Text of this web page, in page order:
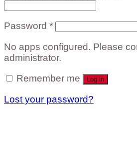
Password *
No apps configured. Please
administrator.
Remember me
Log in
Lost your password?